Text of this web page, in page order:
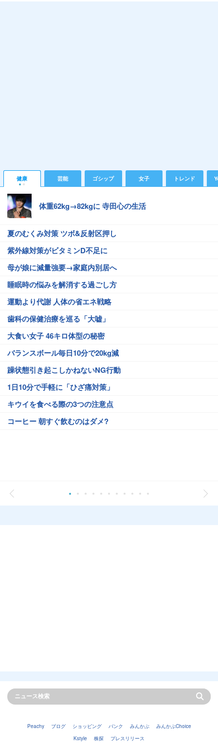
健康 芸能 ゴシップ 女子 トレンド
体重62kg→82kgに 寺田心の生活
夏のむくみ対策 ツボ&反射区押し
紫外線対策がビタミンD不足に
母が娘に減量強要→家庭内別居へ
睡眠時の悩みを解消する過ごし方
運動より代謝 人体の省エネ戦略
歯科の保健治療を巡る「大嘘」
大食い女子 46キロ体型の秘密
バランスボール毎日10分で20kg減
躁状態引き起こしかねないNG行動
1日10分で手軽に「ひざ痛対策」
キウイを食べる際の3つの注意点
コーヒー 朝すぐ飲むのはダメ?
Peachy ブログ ショッピング バンク みんかぶ
みんかぶChoice
Kstyle
株探 プレスリリース